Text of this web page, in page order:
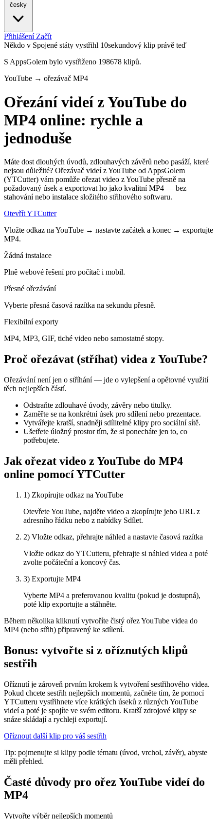
česky
Přihlášení Začít
Někdo v Spojené státy vystřihl 10sekundový klip právě teď
S AppsGolem bylo vystřiženo 198678 klipů.
YouTube → ořezávač MP4
Ořezání videí z YouTube do
MP4 online: rychle a
jednoduše
Máte dost dlouhých úvodů, zdlouhavých závěrů nebo pasáží, které
nejsou důležité? Ořezávač videí z YouTube od AppsGolem
(YTCutter) vám pomůže ořezat video z YouTube přesně na
požadovaný úsek a exportovat ho jako kvalitní MP4 — bez
stahování nebo instalace složitého střihového softwaru.
Otevřít YTCutter
Vložte odkaz na YouTube → nastavte začátek a konec → exportujte
MP4.
Žádná instalace
Plně webové řešení pro počítač i mobil.
Přesné ořezávání
Vyberte přesná časová razítka na sekundu přesně.
Flexibilní exporty
MP4, MP3, GIF, tiché video nebo samostatné stopy.
Proč ořezávat (stříhat) videa z YouTube?
Ořezávání není jen o stříhání — jde o vylepšení a opětovné využití
těch nejlepších částí.
Odstraňte zdlouhavé úvody, závěry nebo titulky.
Zaměřte se na konkrétní úsek pro sdílení nebo prezentace.
Vytvářejte kratší, snadněji sdílitelné klipy pro sociální sítě.
Ušetřete úložný prostor tím, že si ponecháte jen to, co
potřebujete.
Jak ořezat video z YouTube do MP4
online pomocí YTCutter
1) Zkopírujte odkaz na YouTube
Otevřete YouTube, najděte video a zkopírujte jeho URL z
adresního řádku nebo z nabídky Sdílet.
2) Vložte odkaz, přehrajte náhled a nastavte časová razítka
Vložte odkaz do YTCutteru, přehrajte si náhled videa a poté
zvolte počáteční a koncový čas.
3) Exportujte MP4
Vyberte MP4 a preferovanou kvalitu (pokud je dostupná),
poté klip exportujte a stáhněte.
Během několika kliknutí vytvoříte čistý ořez YouTube videa do
MP4 (nebo střih) připravený ke sdílení.
Bonus: vytvořte si z oříznutých klipů
sestřih
Oříznutí je zároveň prvním krokem k vytvoření sestřihového videa.
Pokud chcete sestřih nejlepších momentů, začněte tím, že pomocí
YTCutteru vystřihnete více krátkých úseků z různých YouTube
videí a poté je spojíte ve svém editoru. Kratší zdrojové klipy se
snáze skládají a rychleji exportují.
Oříznout další klip pro váš sestřih
Tip: pojmenujte si klipy podle tématu (úvod, vrchol, závěr), abyste
měli přehled.
Časté důvody pro ořez YouTube videí do
MP4
Vytvořte výběr nejlepších momentů